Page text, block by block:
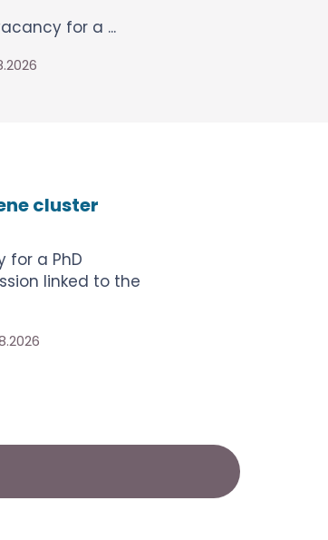
for a ...
cluster
for a PhD
linked to the